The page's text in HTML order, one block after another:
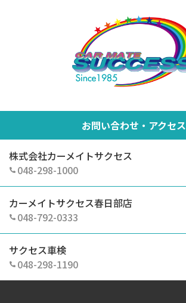
お問い合わせ・アクセス
株式会社カーメイトサクセス
048-298-1000
カーメイトサクセス春日部店
048-792-0333
サクセス車検
048-298-1190